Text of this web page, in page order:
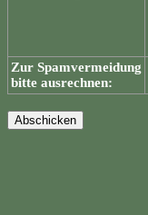
Zur Spamvermeidung
bitte ausrechnen: